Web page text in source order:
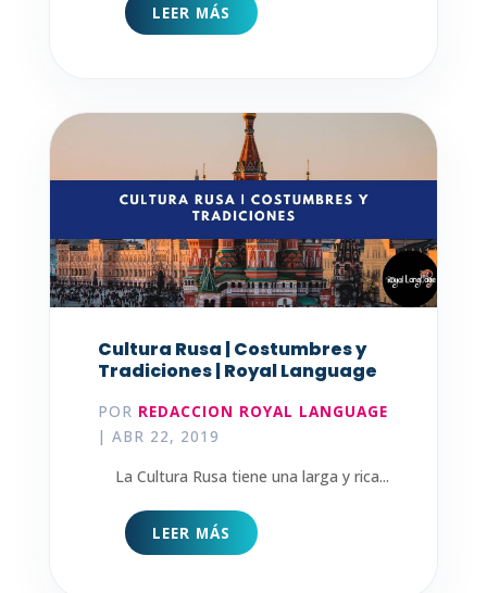
LEER MÁS
Cultura Rusa | Costumbres y
Tradiciones | Royal Language
POR REDACCION ROYAL LANGUAGE
| ABR 22, 2019
La Cultura Rusa tiene una larga y rica...
LEER MÁS